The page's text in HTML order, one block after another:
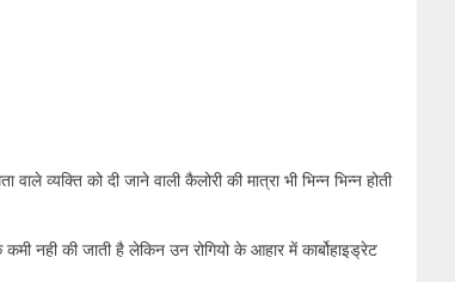
को दी जाने वाली कैलोरी की मात्रा भी भिन्न भिन्न होती
नही की जाती है लेकिन उन रोगियो के आहार में कार्बोहाइड्रेट